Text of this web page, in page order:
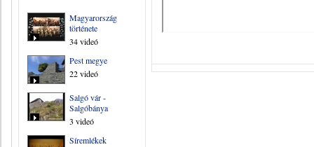
Magyarország
története
34 videó
Pest megye
22 videó
Salgó vár -
Salgóbánya
3 videó
Síremlékek